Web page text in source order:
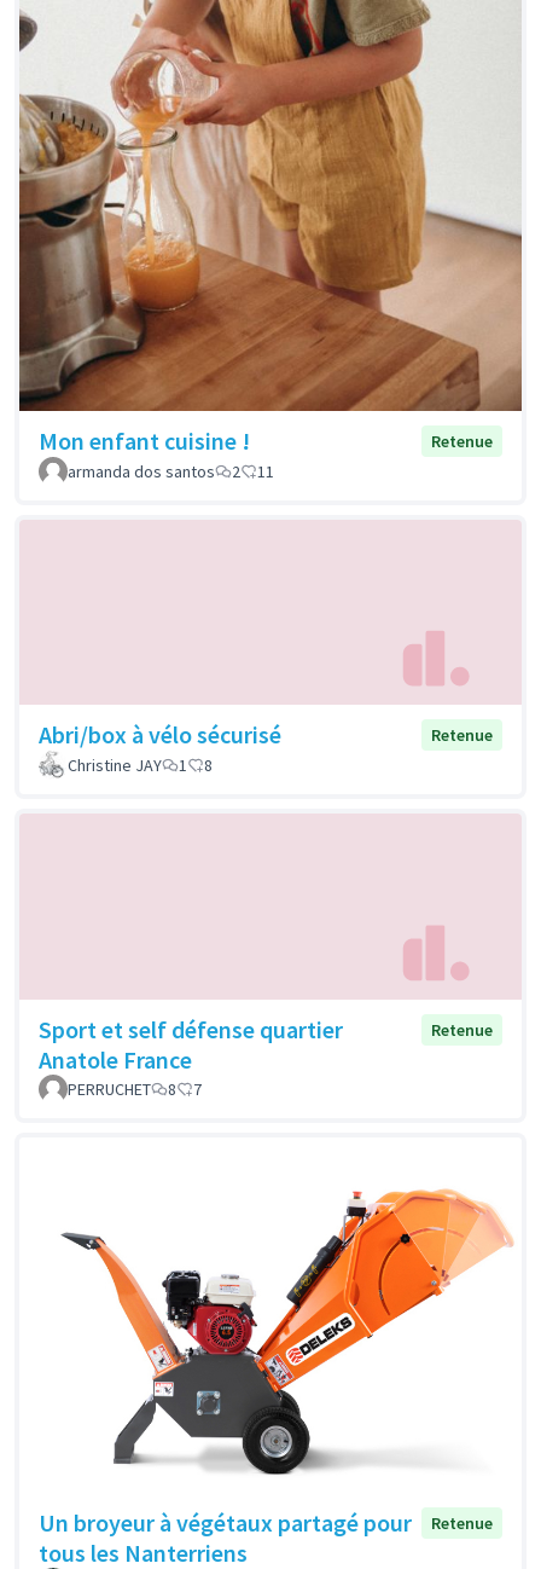
Mon enfant cuisine !
Retenue
armanda dos santos
2 11
Abri/box à vélo sécurisé
Retenue
Christine JAY
1 8
Sport et self défense quartier
Anatole France
Retenue
PERRUCHET 8 7
Un broyeur à végétaux partagé pour
tous les Nanterriens
Retenue